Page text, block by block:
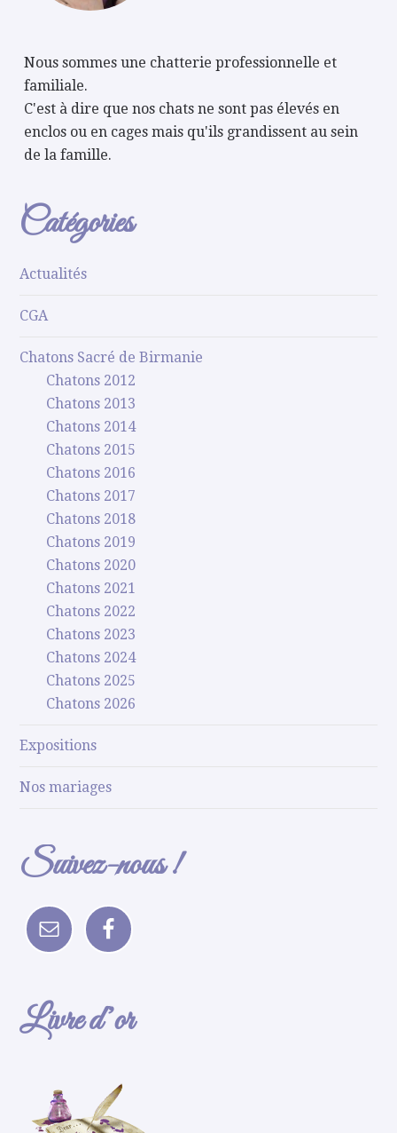
Nous sommes une chatterie professionnelle et
familiale.
C'est à dire que nos chats ne sont pas élevés en
enclos ou en cages mais qu'ils grandissent au sein
de la famille.
Catégories
Actualités
CGA
Chatons Sacré de Birmanie
Chatons 2012
Chatons 2013
Chatons 2014
Chatons 2015
Chatons 2016
Chatons 2017
Chatons 2018
Chatons 2019
Chatons 2020
Chatons 2021
Chatons 2022
Chatons 2023
Chatons 2024
Chatons 2025
Chatons 2026
Expositions
Nos mariages
Suivez-nous !
Livre d’or